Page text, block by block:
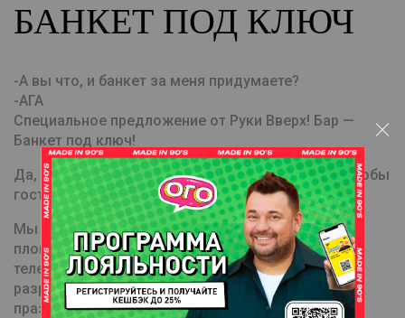
БАНКЕТ ПОД КЛЮЧ
-А вы что, и банкет за меня придумаете?
-АГА
Специальное предложение от Руки Вверх! Бар —
Банкет под ключ!
Да, больше не нужно думать, как сделать так, чтобы
гости не скучали! Мы все продумали за вас!
Мы создадим для вас праздник на тех самых
площадках, которые вы не раз видели на
телеэкране. Наши опытные event-специалисты
разработают для вас сценарий и наполнение
праздника! Вам остается просто сказать ВАУ!